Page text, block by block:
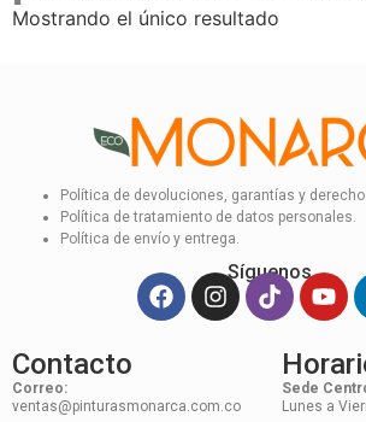
Mostrando el único resultado
Política de devoluciones, garantías y
Política de tratamiento de datos personales.
Política de envío y entrega.
Síguenos
Contacto
Correo:
ventas@pinturasmonarca.com.co
Sede
Lunes a